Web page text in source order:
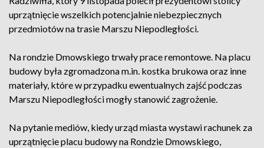
uprzątnięcie wszelkich potencjalnie niebezpiecznych
przedmiotów na trasie Marszu Niepodległości.
Na rondzie Dmowskiego trwały prace remontowe. Na placu
budowy była zgromadzona m.in. kostka brukowa oraz inne
materiały, które w przypadku ewentualnych zajść podczas
Marszu Niepodległości mogły stanowić zagrożenie.
Na pytanie mediów, kiedy urząd miasta wystawi rachunek za
uprzątnięcie placu budowy na Rondzie Dmowskiego,